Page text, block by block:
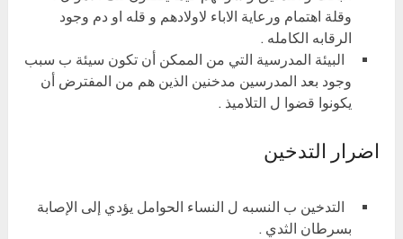
وقلة اهتمام ورعاية الاباء لاولادهم و قله او دم وجود
الرقابه الكامله .
البيئة المدرسية التي من الممكن أن تكون سيئة ب سبب
وجود بعد المدرسين مدخنين الذين هم من المفترض أن
يكونوا قضوا ل التلاميذ .
اضرار التدخين
التدخين ب النسبه ل النساء الحوامل يؤدي إلى الإصابة
بسرطان الثدي .